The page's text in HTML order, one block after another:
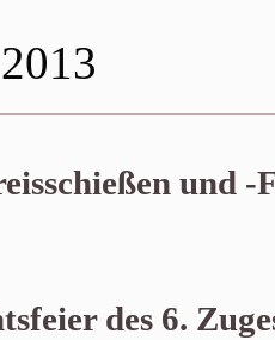
und -
des 6.